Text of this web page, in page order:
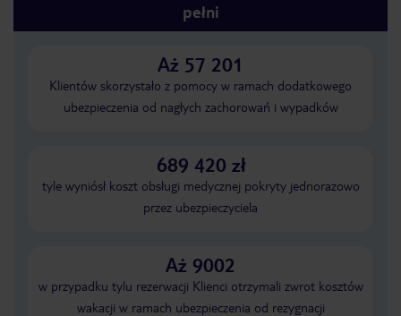
pełni
Aż 57 201
Klientów skorzystało z pomocy w ramach dodatkowego
ubezpieczenia od nagłych zachorowań i wypadków
689 420 zł
tyle wyniósł koszt obsługi medycznej pokryty jednorazowo
przez ubezpieczyciela
Aż 9002
w przypadku tylu rezerwacji Klienci otrzymali zwrot kosztów
wakacji w ramach ubezpieczenia od rezygnacji